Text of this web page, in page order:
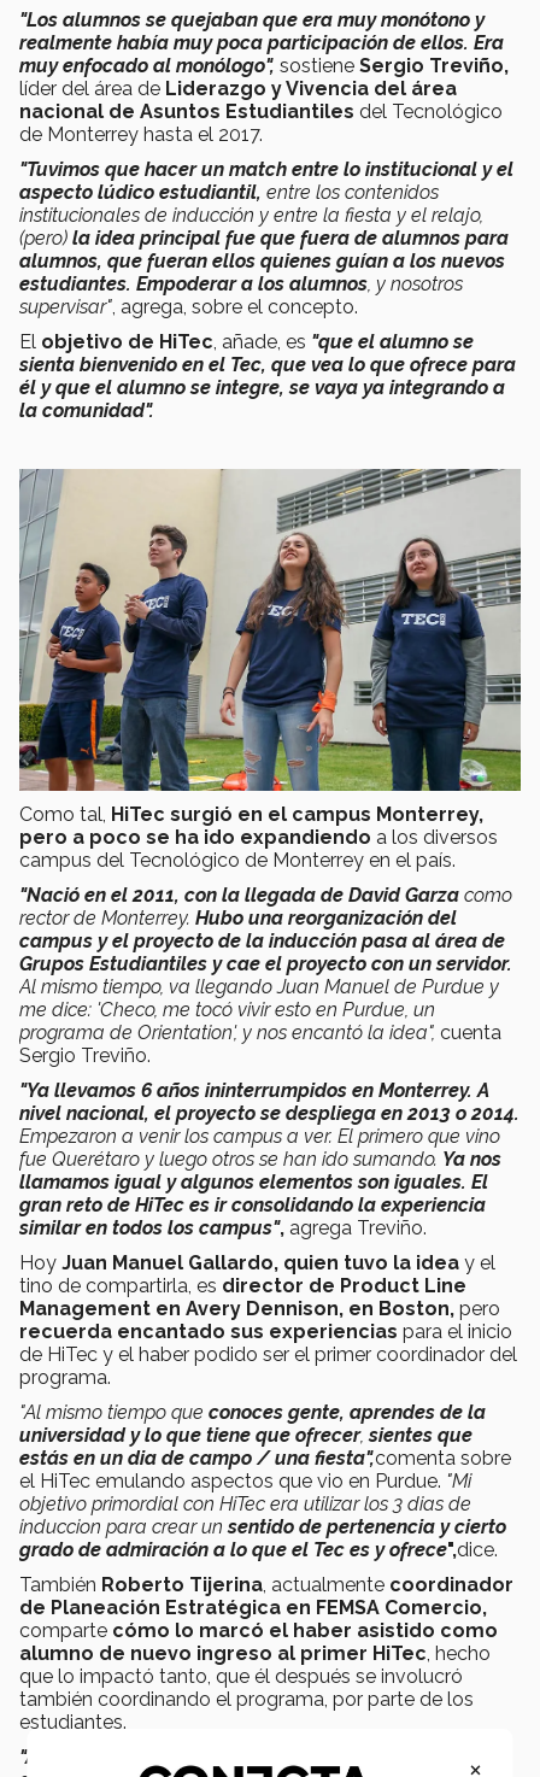
"Los alumnos se quejaban que era muy monótono y
realmente había muy poca participación de ellos. Era
muy enfocado al monólogo", sostiene Sergio Treviño,
líder del área de Liderazgo y Vivencia del área
nacional de Asuntos Estudiantiles del Tecnológico
de Monterrey hasta el 2017.
"Tuvimos que hacer un match entre lo institucional y el
aspecto lúdico estudiantil, entre los contenidos
institucionales de inducción y entre la fiesta y el relajo,
(pero) la idea principal fue que fuera de alumnos para
alumnos, que fueran ellos quienes guían a los nuevos
estudiantes. Empoderar a los alumnos , y nosotros
supervisar" , agrega, sobre el concepto.
El objetivo de HiTec , añade, es "que el alumno se
sienta bienvenido en el Tec, que vea lo que ofrece para
él y que el alumno se integre, se vaya ya integrando a
la comunidad".
Como tal, HiTec surgió en el campus Monterrey,
pero a poco se ha ido expandiendo a los diversos
campus del Tecnológico de Monterrey en el país.
"Nació en el 2011, con la llegada de David Garza como
rector de Monterrey. Hubo una reorganización del
campus y el proyecto de la inducción pasa al área de
Grupos Estudiantiles y cae el proyecto con un servidor.
Al mismo tiempo, va llegando Juan Manuel de Purdue y
me dice: 'Checo, me tocó vivir esto en Purdue, un
programa de Orientation', y nos encantó la idea", cuenta
Sergio Treviño.
"Ya llevamos 6 años ininterrumpidos en Monterrey. A
nivel nacional, el proyecto se despliega en 2013 o 2014.
Empezaron a venir los campus a ver. El primero que vino
fue Querétaro y luego otros se han ido sumando. Ya nos
llamamos igual y algunos elementos son iguales. El
gran reto de HiTec es ir consolidando la experiencia
similar en todos los campus", agrega Treviño.
Hoy Juan Manuel Gallardo, quien tuvo la idea y el
tino de compartirla, es director de Product Line
Management en Avery Dennison, en Boston, pero
recuerda encantado sus experiencias para el inicio
de HiTec y el haber podido ser el primer coordinador del
programa.
"Al mismo tiempo que conoces gente, aprendes de la
universidad y lo que tiene que ofrecer,sientes que
estás en un dia de campo / una fiesta",comenta sobre
el HiTec emulando aspectos que vio en Purdue. "Mi
objetivo primordial con HiTec era utilizar los 3 dias de
induccion para crear un sentido de pertenencia y cierto
grado de admiración a lo que el Tec es y ofrece",dice.
También Roberto Tijerina, actualmente coordinador
de Planeación Estratégica en FEMSA Comercio,
comparte cómo lo marcó el haber asistido como
alumno de nuevo ingreso al primer HiTec, hecho
que lo impactó tanto, que él después se involucró
también coordinando el programa, por parte de los
estudiantes.
"Al final de cuentas es la primera imagen que te llevas
×